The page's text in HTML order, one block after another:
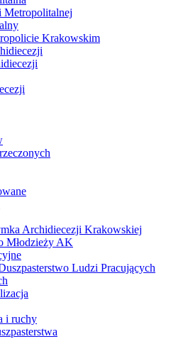
Metropolitalnej
Krakowskim
Archidiecezji Krakowskiej
Młodzieży AK
Ludzi Pracujących
i ruchy